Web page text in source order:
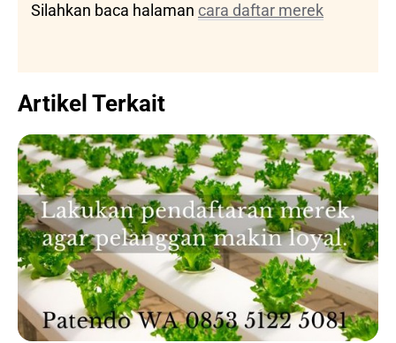
Silahkan baca halaman cara daftar merek
Artikel Terkait